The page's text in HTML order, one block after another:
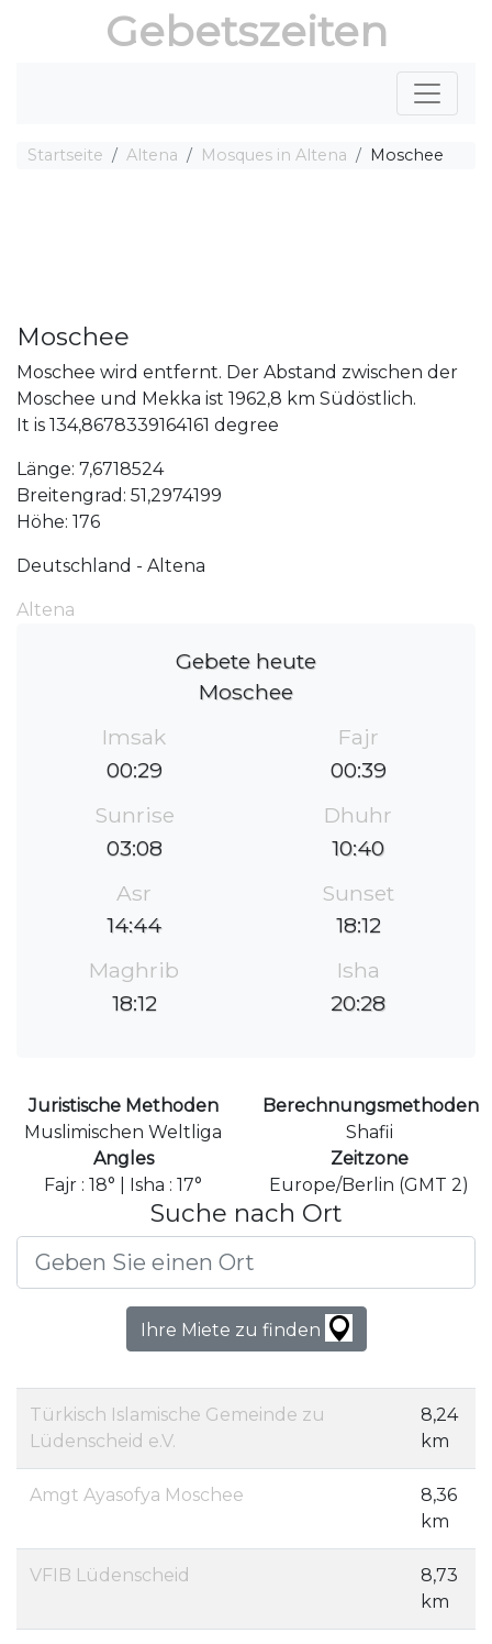
Gebetszeiten
Startseite Altena Mosques in Altena Moschee
Moschee
Moschee wird entfernt. Der Abstand zwischen der
Moschee und Mekka ist 1962,8 km Südöstlich.
It is 134,8678339164161 degree
Länge: 7,6718524
Breitengrad: 51,2974199
Höhe: 176
Deutschland - Altena
Altena
Gebete heute
Moschee
Imsak
00:29
Fajr
00:39
Sunrise
03:08
Dhuhr
10:40
Asr
14:44
Sunset
18:12
Maghrib
18:12
Isha
20:28
Juristische Methoden
Muslimischen Weltliga
Berechnungsmethoden
Shafii
Angles
Fajr : 18° | Isha : 17°
Zeitzone
Europe/Berlin (GMT 2)
Suche nach Ort
Ihre Miete zu finden
Türkisch Islamische Gemeinde zu
Lüdenscheid e.V.
8,24
km
Amgt Ayasofya Moschee
8,36
km
VFIB Lüdenscheid
8,73
km